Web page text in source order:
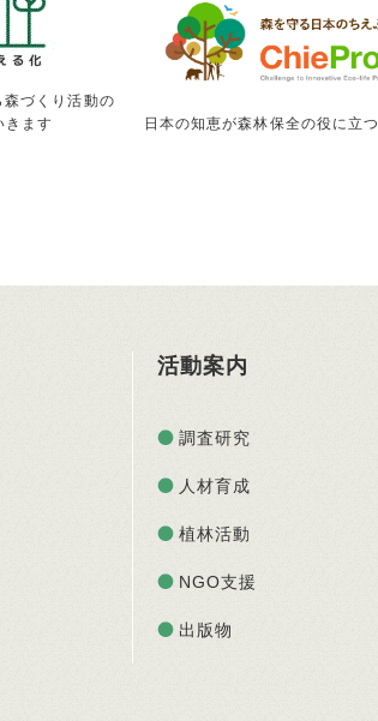
づくり活動の
きます
日本の知恵が森林保全の役に立つ
活動案内
調査研究
人材育成
植林活動
NGO支援
出版物